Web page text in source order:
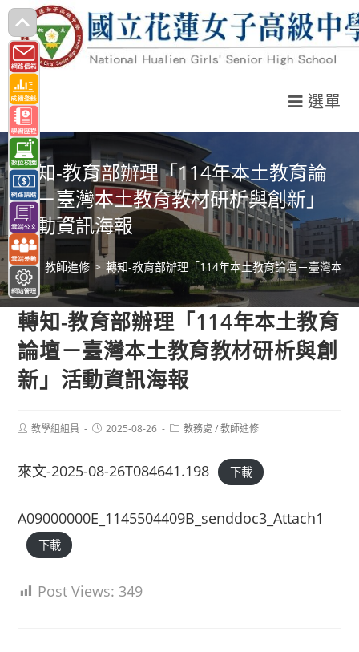
跳
轉
至
主
要
內
容
選單
轉知-教育部辦理「114年本土教育論
壇－臺灣本土教育教材研析與創新」
活動資訊海報
> 教師進修 > 轉知-教育部辦理「114年本土教育論壇－臺灣本
轉知-教育部辦理「114年本土教育
論壇－臺灣本土教育教材研析與創
新」活動資訊海報
Post教學組組員
Post2025-08-26
Post教務處 / 教師進修
來文-2025-08-26T084641.198 下載
A09000000E_1145504409B_senddoc3_Attach1
下載
Post Views: 349